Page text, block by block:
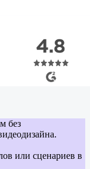
без
или сценариев в